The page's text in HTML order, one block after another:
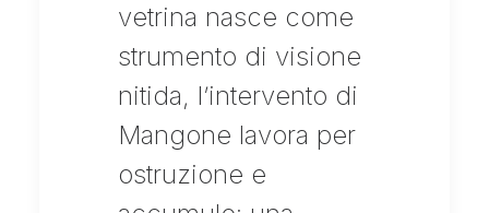
vetrina nasce come
strumento di visione
nitida, l’intervento di
Mangone lavora per
ostruzione e